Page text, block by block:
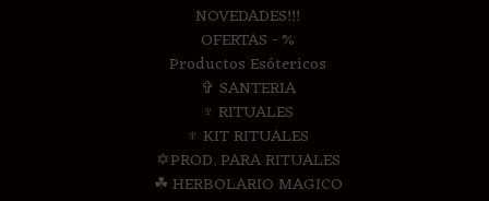
NOVEDADES!!!
OFERTAS - %
Productos Esótericos
✞ SANTERIA
♆ RITUALES
♆ KIT RITUALES
✡PROD. PARA RITUALES
☘ HERBOLARIO MAGICO